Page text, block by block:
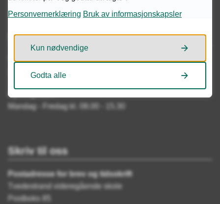
Servicetorget
Telefon
37 19 66 50
Åpningstider
Mandag - Fredag kl. 08.00 - 15.30
Skriv til oss
Postadresse for brev og tidsskrift
Tvedestrand videregående skole
Postboks 85
Personvernerklæring Bruk av informasjonskapsler
Kun nødvendige
Godta alle